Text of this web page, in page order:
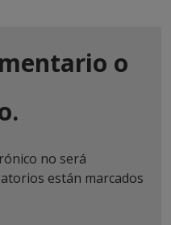
o
no será
están marcados